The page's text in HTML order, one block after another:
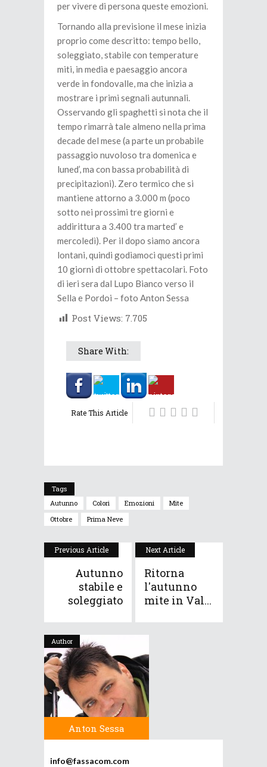
per vivere di persona queste emozioni.
Tornando alla previsione il mese inizia
proprio come descritto: tempo bello,
soleggiato, stabile con temperature
miti, in media e paesaggio ancora
verde in fondovalle, ma che inizia a
mostrare i primi segnali autunnali.
Osservando gli spaghetti si nota che il
tempo rimarrà tale almeno nella prima
decade del mese (a parte un probabile
passaggio nuvoloso tra domenica e
luned’, ma con bassa probabilità di
precipitazioni). Zero termico che si
mantiene attorno a 3.000 m (poco
sotto nei prossimi tre giorni e
addirittura a 3.400 tra marted’ e
mercoledì). Per il dopo siamo ancora
lontani, quindi godiamoci questi primi
10 giorni di ottobre spettacolari. Foto
di ieri sera dal Lupo Bianco verso il
Sella e Pordoi – foto Anton Sessa
Post Views: 7.705
Share With:
Rate This Article
Tags
Autunno
Colori Emozioni
Mite
Ottobre
Prima Neve
Previous Article
Autunno
stabile e
soleggiato
Next Article
Ritorna
l'autunno
mite in Val...
Author
Anton Sessa
info@fassacom.com